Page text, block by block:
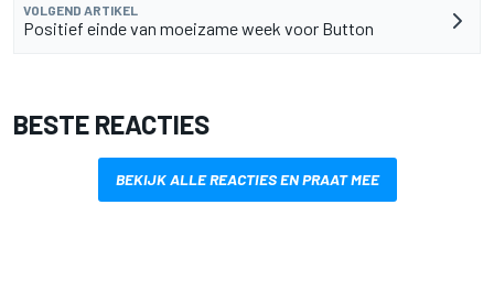
VOLGEND ARTIKEL
Positief einde van moeizame week voor Button
BESTE REACTIES
BEKIJK ALLE REACTIES EN PRAAT MEE